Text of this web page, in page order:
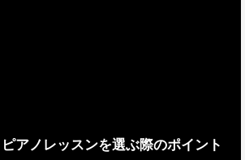
ピアノレッスンを選ぶ際のポイント